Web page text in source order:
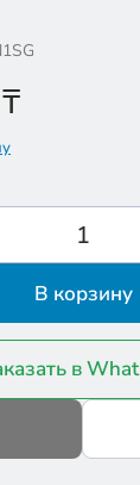
₸
В корзину
в